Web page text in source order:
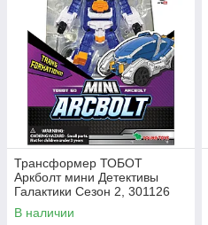
Трансформер ТОБОТ
Аркболт мини Детективы
Галактики Сезон 2, 301126
В наличии